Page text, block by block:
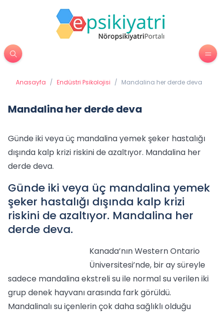
Anasayfa / Endüstri Psikolojisi / Mandalina her derde deva
Mandalina her derde deva
Günde iki veya üç mandalina yemek şeker hastalığı
dışında kalp krizi riskini de azaltıyor. Mandalina her
derde deva.
Günde iki veya üç mandalina yemek
şeker hastalığı dışında kalp krizi
riskini de azaltıyor. Mandalina her
derde deva.
Kanada’nın Western Ontario
Üniversitesi’nde, bir ay süreyle
sadece mandalina ekstreli su ile normal su verilen iki
grup denek hayvanı arasında fark görüldü.
Mandalinalı su içenlerin çok daha sağlıklı olduğu